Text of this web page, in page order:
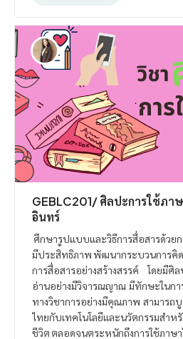
GEBLC201/ ศิลปะการใช้ภา
อินทร์
ศึกษารูปแบบและวิธีการสื่อสารด้วย
มีประสิทธิภาพ พัฒนากระบวนการคิ
การสื่อสารอย่างสร้างสรรค์ โดยมีศิ
อ่านอย่างมีวิจารณญาณ มีทักษะในกา
ทางวิชาการอย่างมีคุณภาพ สามารถ
ไทยกับเทคโนโลยีและนวัตกรรมสำห
ชีวิต ตลอดจนตระหนักถึงการใช้ภาษ